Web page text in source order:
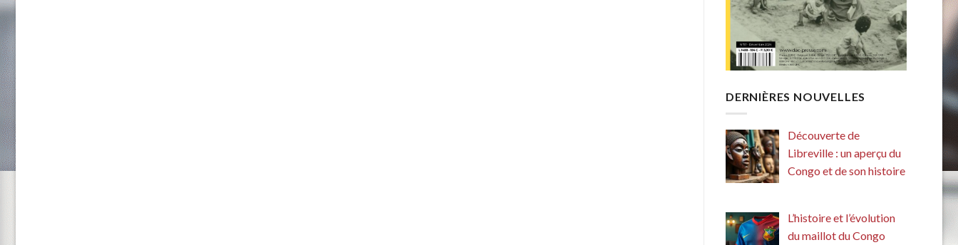
DERNIÈRES NOUVELLES
Découverte de
Libreville : un aperçu du
Congo et de son histoire
L’histoire et l’évolution
du maillot du Congo